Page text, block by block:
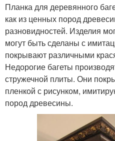
Планка для деревянного
как из ценных пород
разновидностей. Изделия
могут быть сделаны с
покрывают различными
Недорогие багеты
стружечной плиты. Они
пленкой с рисунком,
пород древесины.